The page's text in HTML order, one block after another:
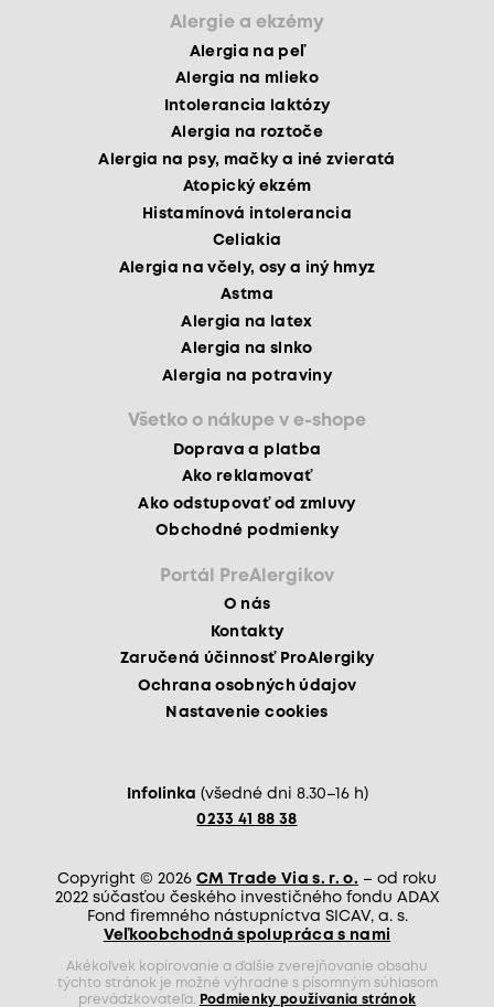
Alergie a ekzémy
Alergia na peľ
Alergia na mlieko
Intolerancia laktózy
Alergia na roztoče
Alergia na psy, mačky a iné zvieratá
Atopický ekzém
Histamínová intolerancia
Celiakia
Alergia na včely, osy a iný hmyz
Astma
Alergia na latex
Alergia na slnko
Alergia na potraviny
Všetko o nákupe v e-shope
Doprava a platba
Ako reklamovať
Ako odstupovať od zmluvy
Obchodné podmienky
Portál PreAlergikov
O nás
Kontakty
Zaručená účinnosť ProAlergiky
Ochrana osobných údajov
Nastavenie cookies
Infolinka (všedné dni 8.30–16 h)
0233 41 88 38
Copyright © 2026 CM Trade Via s. r. o. – od roku
2022 súčasťou českého investičného fondu ADAX
Fond firemného nástupníctva SICAV, a. s.
Veľkoobchodná spolupráca s nami
Akékoľvek kopírovanie a ďalšie zverejňovanie obsahu
týchto stránok je možné výhradne s písomným súhlasom
prevádzkovateľa. Podmienky používania stránok